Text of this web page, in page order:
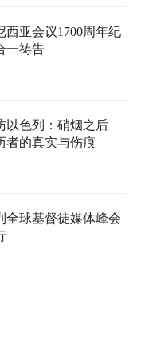
西亚会议1700周年纪
一祷告
以色列：硝烟之后
的真实与伤痕
全球基督徒媒体峰会